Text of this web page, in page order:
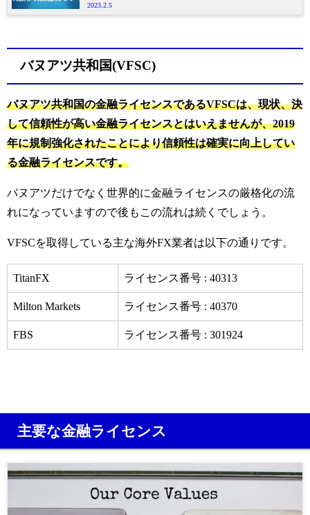
2023.2.5
バヌアツ共和国(VFSC)
バヌアツ共和国の金融ライセンスであるVFSCは、現状、決
して信頼性が高い金融ライセンスとはいえませんが、2019
年に規制強化されたことにより信頼性は確実に向上してい
る金融ライセンスです。
バヌアツだけでなく世界的に金融ライセンスの厳格化の流
れになっていますので後もこの流れは続くでしょう。
VFSCを取得している主な海外FX業者は以下の通りです。
TitanFX ライセンス番号 : 40313
Milton Markets ライセンス番号 : 40370
FBS ライセンス番号 : 301924
主要な金融ライセンス